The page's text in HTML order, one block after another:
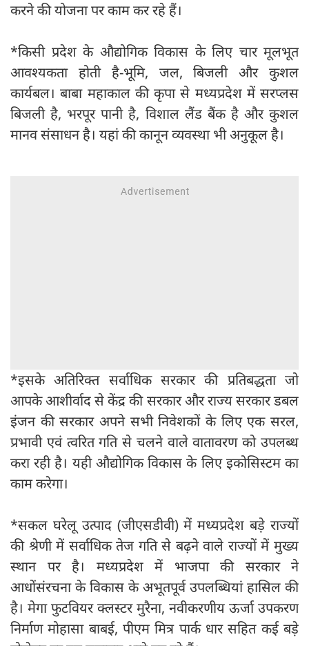
करने की योजना पर काम कर रहे हैं।
*किसी प्रदेश के औद्योगिक विकास के लिए चार मूलभूत
आवश्यकता होती है-भूमि, जल, बिजली और कुशल
कार्यबल। बाबा महाकाल की कृपा से मध्यप्रदेश में सरप्लस
बिजली है, भरपूर पानी है, विशाल लैंड बैंक है और कुशल
मानव संसाधन है। यहां की कानून व्यवस्था भी अनुकूल है।
*इसके अतिरिक्त सर्वाधिक सरकार की प्रतिबद्धता जो
आपके आशीर्वाद से केंद्र की सरकार और राज्य सरकार डबल
इंजन की सरकार अपने सभी निवेशकों के लिए एक सरल,
प्रभावी एवं त्वरित गति से चलने वाले वातावरण को उपलब्ध
करा रही है। यही औद्योगिक विकास के लिए इकोसिस्टम का
काम करेगा।
*सकल घरेलू उत्पाद (जीएसडीवी) में मध्यप्रदेश बड़े राज्यों
की श्रेणी में सर्वाधिक तेज गति से बढ़ने वाले राज्यों में मुख्य
स्थान पर है। मध्यप्रदेश में भाजपा की सरकार ने
आधोंसंरचना के विकास के अभूतपूर्व उपलब्धियां हासिल की
है। मेगा फुटवियर क्लस्टर मुरैना, नवीकरणीय ऊर्जा उपकरण
निर्माण मोहासा बाबई, पीएम मित्र पार्क धार सहित कई बड़े